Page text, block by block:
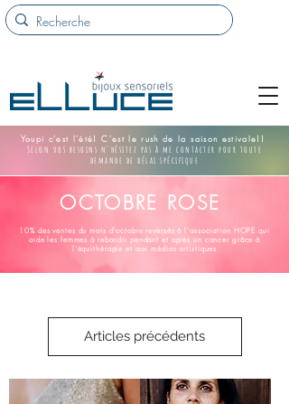
Youpi c'est l'été! C'est le rush de la saison estivale!!
Selon vos besoins n'hésitez pas à me contacter pour toute
demande de délai spécifique
OCTOBRE ROSE
10% des ventes du mois d'octobre reversés à l'association HOPE qui
aide les femmes à rebondir pendant et après un cancer grâce à
l'équithérapie et aux médias artistiques
Articles précédents